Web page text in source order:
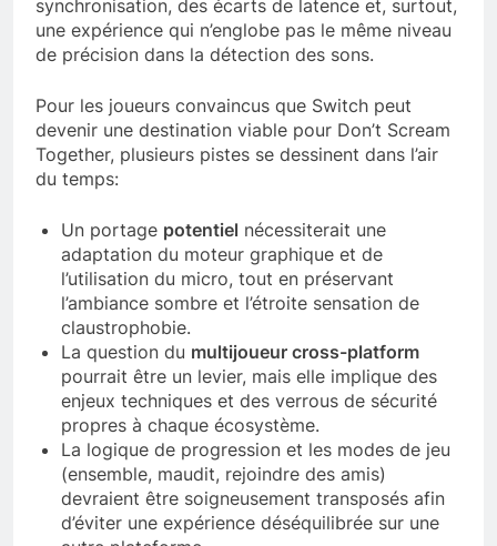
synchronisation, des écarts de latence et, surtout,
une expérience qui n’englobe pas le même niveau
de précision dans la détection des sons.
Pour les joueurs convaincus que Switch peut
devenir une destination viable pour Don’t Scream
Together, plusieurs pistes se dessinent dans l’air
du temps:
Un portage potentiel nécessiterait une
adaptation du moteur graphique et de
l’utilisation du micro, tout en préservant
l’ambiance sombre et l’étroite sensation de
claustrophobie.
La question du multijoueur cross-platform
pourrait être un levier, mais elle implique des
enjeux techniques et des verrous de sécurité
propres à chaque écosystème.
La logique de progression et les modes de jeu
(ensemble, maudit, rejoindre des amis)
devraient être soigneusement transposés afin
d’éviter une expérience déséquilibrée sur une